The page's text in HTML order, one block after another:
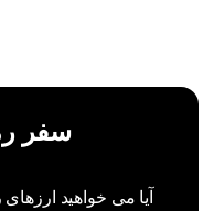
سفر
آیا می خواهید